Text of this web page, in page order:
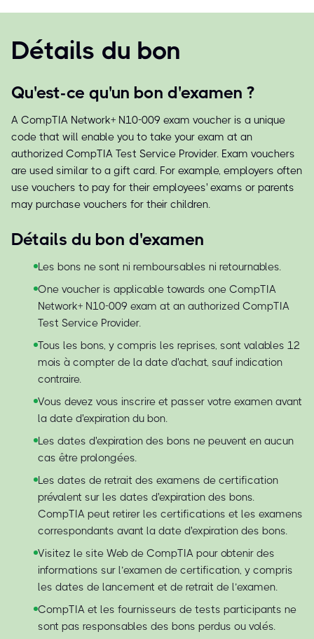
Détails du bon
Qu'est-ce qu'un bon d'examen ?
A CompTIA Network+ N10-009 exam voucher is a unique
code that will enable you to take your exam at an
authorized CompTIA Test Service Provider. Exam vouchers
are used similar to a gift card. For example, employers often
use vouchers to pay for their employees' exams or parents
may purchase vouchers for their children.
Détails du bon d'examen
Les bons ne sont ni remboursables ni retournables.
One voucher is applicable towards one CompTIA
Network+ N10-009 exam at an authorized CompTIA
Test Service Provider.
Tous les bons, y compris les reprises, sont valables 12
mois à compter de la date d'achat, sauf indication
contraire.
Vous devez vous inscrire et passer votre examen avant
la date d'expiration du bon.
Les dates d'expiration des bons ne peuvent en aucun
cas être prolongées.
Les dates de retrait des examens de certification
prévalent sur les dates d'expiration des bons.
CompTIA peut retirer les certifications et les examens
correspondants avant la date d'expiration des bons.
Visitez le site Web de CompTIA pour obtenir des
informations sur l’examen de certification, y compris
les dates de lancement et de retrait de l’examen.
CompTIA et les fournisseurs de tests participants ne
sont pas responsables des bons perdus ou volés.